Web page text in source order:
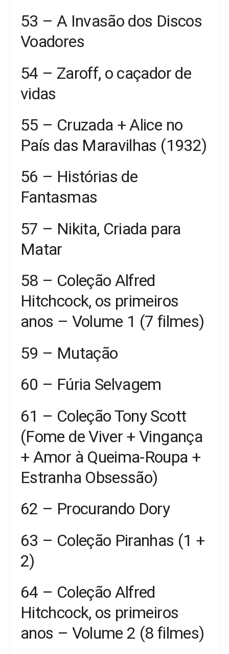
53 – A Invasão dos Discos
Voadores
54 – Zaroff, o caçador de
vidas
55 – Cruzada + Alice no
País das Maravilhas (1932)
56 – Histórias de
Fantasmas
57 – Nikita, Criada para
Matar
58 – Coleção Alfred
Hitchcock, os primeiros
anos – Volume 1 (7 filmes)
59 – Mutação
60 – Fúria Selvagem
61 – Coleção Tony Scott
(Fome de Viver + Vingança
+ Amor à Queima-Roupa +
Estranha Obsessão)
62 – Procurando Dory
63 – Coleção Piranhas (1 +
2)
64 – Coleção Alfred
Hitchcock, os primeiros
anos – Volume 2 (8 filmes)